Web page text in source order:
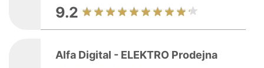
9.2
Alfa Digital - ELEKTRO Prodejna